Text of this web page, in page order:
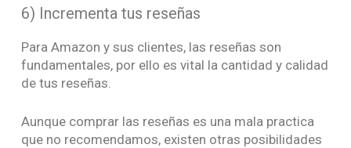
6) Incrementa tus reseñas
Para Amazon y sus clientes, las reseñas son
fundamentales, por ello es vital la cantidad y calidad
de tus reseñas.
Aunque comprar las reseñas es una mala practica
que no recomendamos, existen otras posibilidades